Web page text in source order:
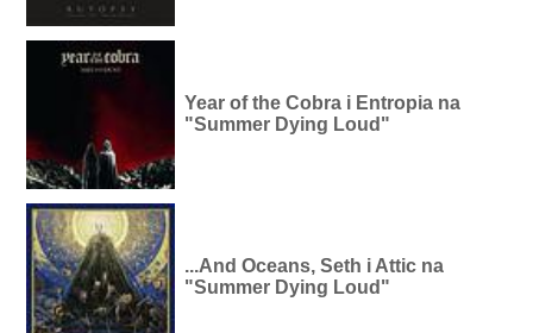
Year of the Cobra i Entropia na
"Summer Dying Loud"
...And Oceans, Seth i Attic na
"Summer Dying Loud"